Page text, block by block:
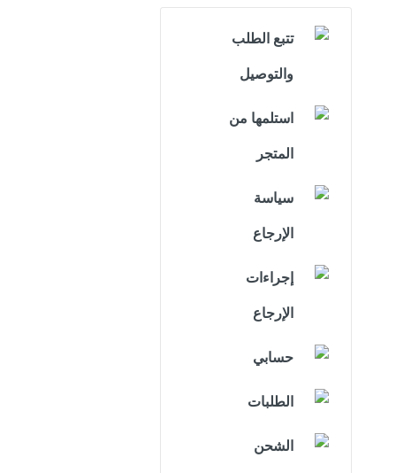
تتبع الطلب
والتوصيل
استلمها من
المتجر
سياسة
الإرجاع
إجراءات
الإرجاع
حسابي
الطلبات
الشحن